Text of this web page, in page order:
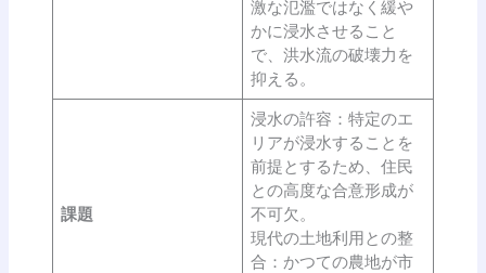
激な氾濫ではなく緩や
かに浸水させること
で、洪水流の破壊力を
抑える。
課題
浸水の許容：特定のエ
リアが浸水することを
前提とするため、住民
との高度な合意形成が
不可欠。
現代の土地利用との整
合：かつての農地が市